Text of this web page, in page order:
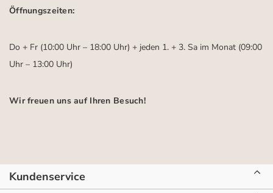
Öffnungszeiten:
Do + Fr (10:00 Uhr – 18:00 Uhr) + jeden 1. + 3. Sa im Monat (09:00
Uhr – 13:00 Uhr)
Wir freuen uns auf Ihren Besuch!
Kundenservice